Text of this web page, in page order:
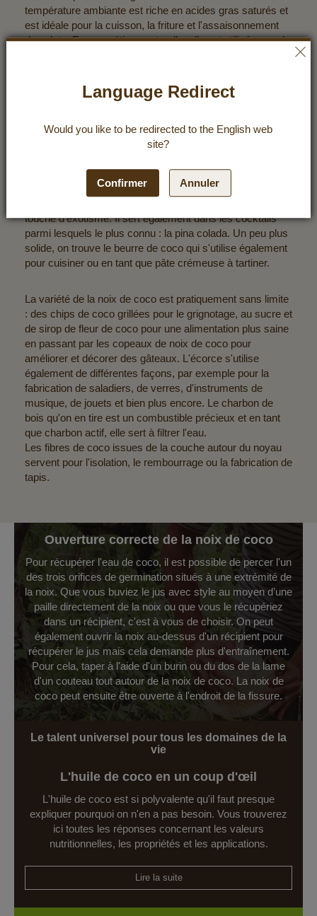
température ambiante est riche en acides gras saturés et
est idéale pour la cuisson, la friture et l'assaisonnement
des plats. En cosmétique naturelle, elle est utilisée pour le
coco est bienfaisante pour les animaux. L'huile de coco
détoxifie de l'intérieur et, appliquée sur la fourrure, elle
nourrissant se trouvant à l'intérieur du noyau de la noix de
coco est connu sous le nom d'eau de coco. Ce qui est fait
nombreux minéraux et vitamines précieux. Le lait de coco
est extrait de la chair de coco écrasée et diluée. Il s'utilise
touche d'exotisme. Il sert également dans les cocktails
parmi lesquels le plus connu : la pina colada. Un peu plus
solide, on trouve le beurre de coco qui s'utilise également
pour cuisiner ou en tant que pâte crémeuse à tartiner.
La variété de la noix de coco est pratiquement sans limite
: des chips de coco grillées pour le grignotage, au sucre et
de sirop de fleur de coco pour une alimentation plus saine
en passant par les copeaux de noix de coco pour
améliorer et décorer des gâteaux. L'écorce s'utilise
également de différentes façons, par exemple pour la
fabrication de saladiers, de verres, d'instruments de
musique, de jouets et bien plus encore. Le charbon de
bois qu'on en tire est un combustible précieux et en tant
que charbon actif, elle sert à filtrer l'eau.
Les fibres de coco issues de la couche autour du noyau
servent pour l'isolation, le rembourrage ou la fabrication de
tapis.
Ouverture correcte de la noix de coco
Pour récupérer l'eau de coco, il est possible de percer l'un
des trois orifices de germination situés à une extrémité de
la noix. Que vous buviez le jus avec style au moyen d’une
paille directement de la noix ou que vous le récupériez
dans un récipient, c'est à vous de choisir. On peut
également ouvrir la noix au-dessus d'un récipient pour
récupérer le jus mais cela demande plus d'entraînement.
Pour cela, taper à l'aide d'un burin ou du dos de la lame
d'un couteau tout autour de la noix de coco. La noix de
coco peut ensuite être ouverte à l'endroit de la fissure.
Le talent universel pour tous les domaines de la
vie
L'huile de coco en un coup d'œil
L'huile de coco est si polyvalente qu'il faut presque
expliquer pourquoi on n'en a pas besoin. Vous trouverez
ici toutes les réponses concernant les valeurs
nutritionnelles, les propriétés et les applications.
Lire la suite
Language Redirect
Would you like to be redirected to the English web
site?
Confirmer Annuler